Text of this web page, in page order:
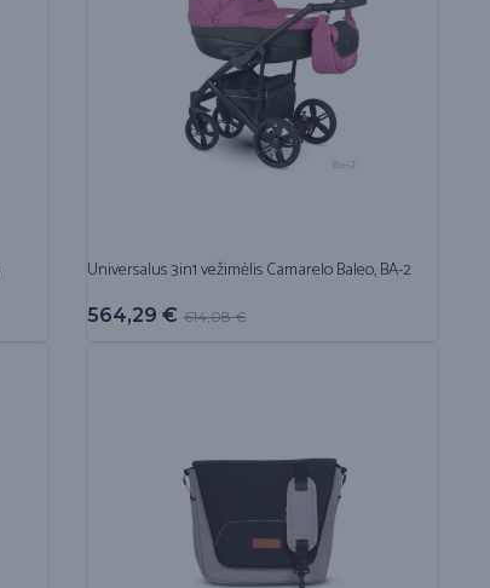
Universalus 3in1 vežimėlis Camarelo Baleo, BA-2
614,08€
564,29 €